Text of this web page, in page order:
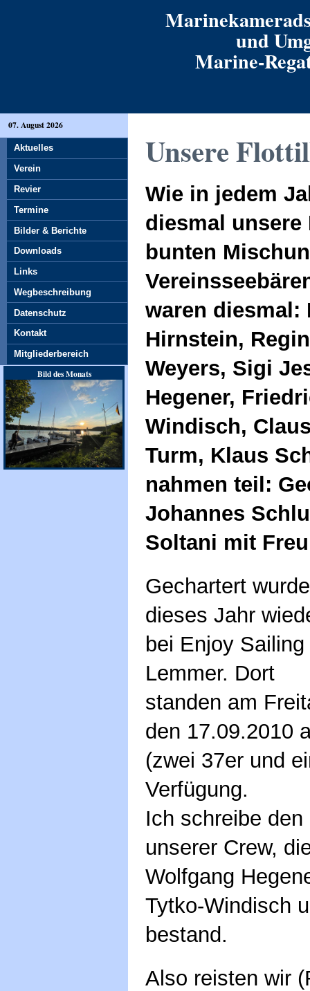
und
Marine-
Unsere
Wie in jedem
diesmal
bunten
waren diesmal:
Hirnstein,
Weyers, Sigi
Hegener,
Windisch,
Turm, Klaus
nahmen teil:
Johannes
Soltani mit
Gechartert wurde
dieses Jahr
bei Enjoy Sailing
Lemmer. Dort
standen am
den 17.09.2010
(zwei 37er und
Verfügung.
Ich schreibe
unserer Crew,
Wolfgang
Tytko-Windisch
bestand.
Also reisten wir
07. August 2026
Aktuelles
Verein
Revier
Termine
Bilder & Berichte
Downloads
Links
Wegbeschreibung
Datenschutz
Kontakt
Mitgliederbereich
Bild des Monats